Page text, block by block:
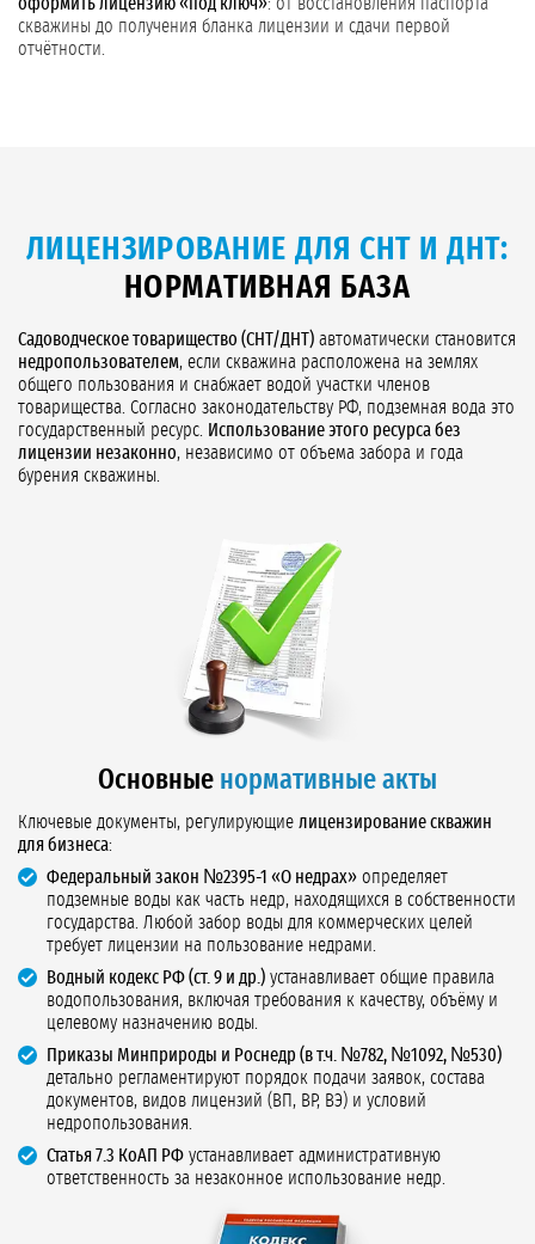
скважины до получения бланка лицензии и сдачи первой
отчётности.
ЛИЦЕНЗИРОВАНИЕ ДЛЯ СНТ И ДНТ:
НОРМАТИВНАЯ БАЗА
Садоводческое товарищество (СНТ/ДНТ) автоматически становится
недропользователем, если скважина расположена на землях
общего пользования и снабжает водой участки членов
товарищества. Согласно законодательству РФ, подземная вода это
государственный ресурс. Использование этого ресурса без
лицензии незаконно, независимо от объема забора и года
бурения скважины.
Основные нормативные акты
Ключевые документы, регулирующие лицензирование скважин
для бизнеса:
Федеральный закон №2395-1 «О недрах» определяет
подземные воды как часть недр, находящихся в собственности
государства. Любой забор воды для коммерческих целей
требует лицензии на пользование недрами.
Водный кодекс РФ (ст. 9 и др.) устанавливает общие правила
водопользования, включая требования к качеству, объёму и
целевому назначению воды.
Приказы Минприроды и Роснедр (в т.ч. №782, №1092, №530)
детально регламентируют порядок подачи заявок, состава
документов, видов лицензий (ВП, ВР, ВЭ) и условий
недропользования.
Статья 7.3 КоАП РФ устанавливает административную
ответственность за незаконное использование недр.